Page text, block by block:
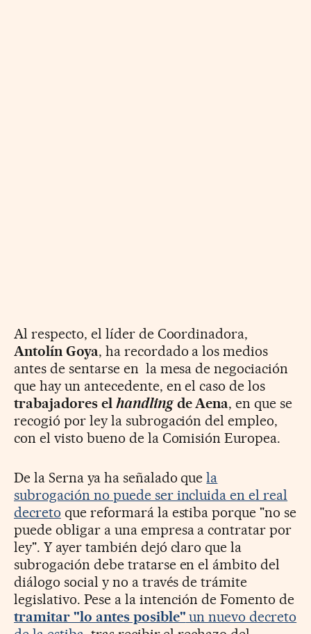
Al respecto, el líder de Coordinadora,
Antolín Goya, ha recordado a los medios
antes de sentarse en la mesa de negociación
que hay un antecedente, en el caso de los
trabajadores el handlingde Aena, en que se
recogió por ley la subrogación del empleo,
con el visto bueno de la Comisión Europea.
De la Serna ya ha señalado quela
subrogación no puede ser incluida en el real
decreto que reformará la estiba porque "no se
puede obligar a una empresa a contratar por
ley". Y ayer también dejó claro que la
subrogación debe tratarse en el ámbito del
diálogo social y no a través de trámite
legislativo. Pese a la intención de Fomento de
tramitar "lo antes posible" un nuevo decreto